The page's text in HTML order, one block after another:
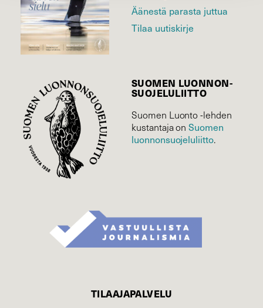
Äänestä parasta juttua
Tilaa uutiskirje
SUOMEN LUONNON­
SUOJELU­LIITTO
Suomen Luonto -lehden
kustantaja onSuomen
luonnonsuojelu­liitto.
TILAAJAPALVELU